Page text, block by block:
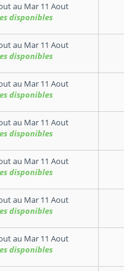
au Mar 11 Aout
disponibles
au Mar 11 Aout
disponibles
au Mar 11 Aout
disponibles
au Mar 11 Aout
disponibles
au Mar 11 Aout
disponibles
au Mar 11 Aout
disponibles
au Mar 11 Aout
disponibles